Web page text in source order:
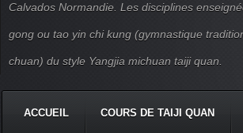
Calvados Normandie. Les disciplines
gong ou tao yin chi kung (gymnastique
chuan) du style Yangjia michuan taiji quan.
ACCUEIL COURS DE TAIJI QUAN